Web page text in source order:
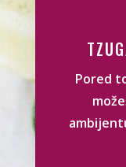
Pored